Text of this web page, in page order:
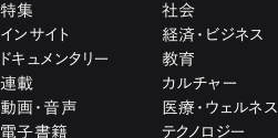
特集
インサイト
ドキュメンタリー
連載
動画・音声
電子書籍
社会
経済・ビジネス
教育
カルチャー
医療・ウェルネス
テクノロジー